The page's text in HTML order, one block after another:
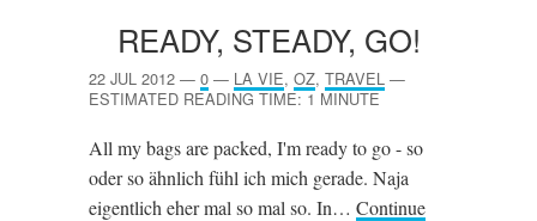
READY, STEADY, GO!
22 JUL 2012 — 0 — LA VIE, OZ, TRAVEL —
ESTIMATED READING TIME: 1 MINUTE
All my bags are packed, I'm ready to go - so
oder so ähnlich fühl ich mich gerade. Naja
eigentlich eher mal so mal so. In… Continue